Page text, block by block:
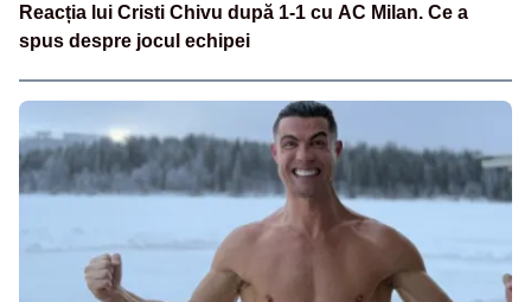
Reacția lui Cristi Chivu după 1-1 cu AC Milan. Ce a
spus despre jocul echipei